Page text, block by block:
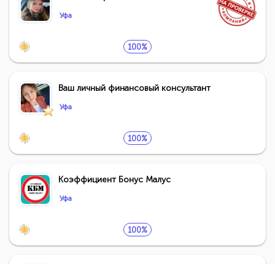
Уфа
100%
Ваш личный финансовый консультант
Уфа
100%
Коэффициент Бонус Малус
Уфа
100%